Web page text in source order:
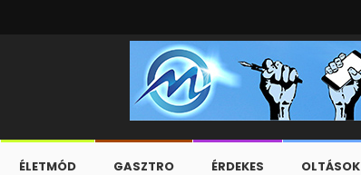
ÉLETMÓD GASZTRO ÉRDEKES OLTÁSOK